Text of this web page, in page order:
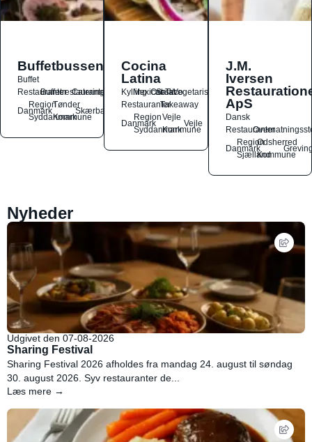
Buffetbussen
Buffet
Restauranter
Buffetrestauranter
Catering
Danmark
Region
Syddanmark
Tønder
Kommune
Skærbæk
Cocina
Latina
Kylling
Mexicansk
OstSalat
TacoVegetarisk
RestauranterTakeaway
Danmark
Region
Syddanmark
Vejle
Kommune
Vejle
J.M.
Iversen
ApS
Dansk
Restauranter
Danmark
Region
Sjælland
Odsherred
Kommune
Nyheder
Udgivet den 07-08-2026
Sharing Festival
Sharing Festival 2026 afholdes fra mandag 24. august til søndag
30. august 2026. Syv restauranter de...
Læs mere →